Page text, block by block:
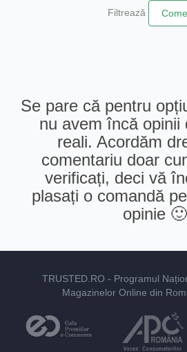
Filtrează
Se pare că pentru
nu avem încă opinii
reali. Acordăm
comentariu doar
verificați, deci vă
plasați o comandă
opinie 🙂
TRUSTED.RO - Programul
Magazinelor Online din